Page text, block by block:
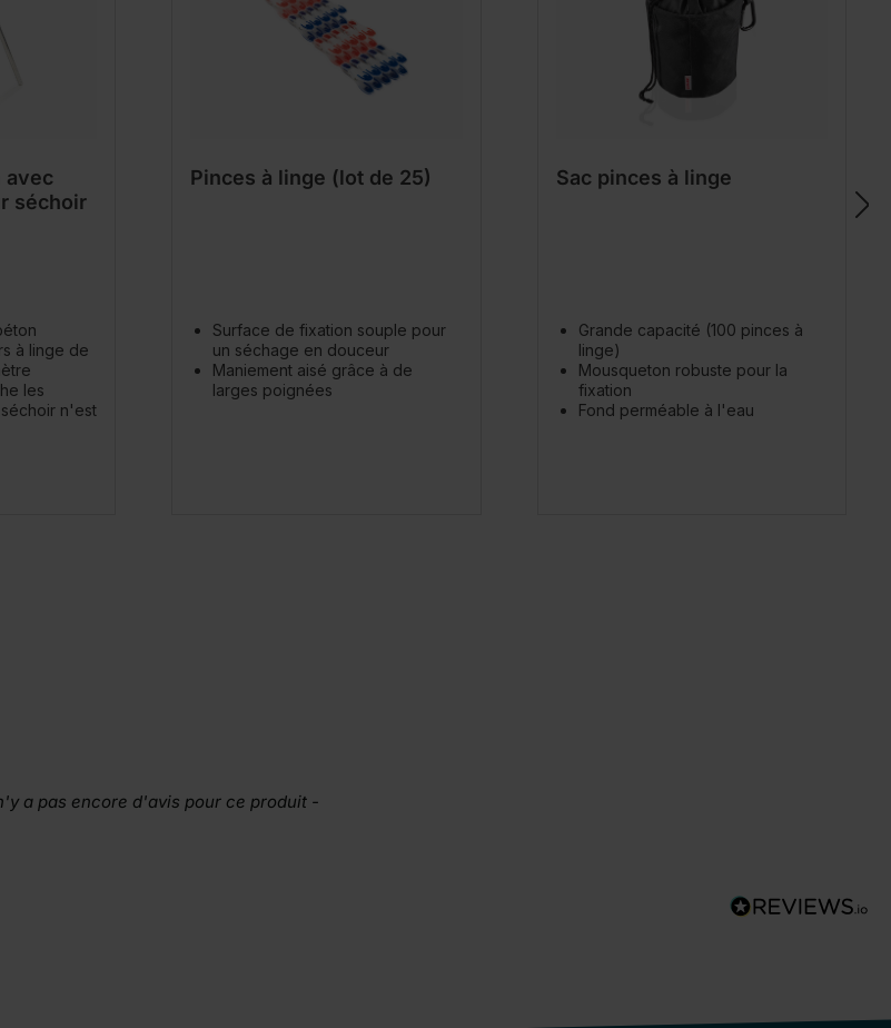
avec
séchoir
à linge de
les
n'est
Pinces à linge (lot de 25)
Surface de fixation souple pour
un séchage en douceur
Maniement aisé grâce à de
larges poignées
Sac pinces à linge
Grande capacité (100 pinces à
linge)
Mousqueton robuste pour la
fixation
Fond perméable à l'eau
a pas encore d'avis pour ce produit -